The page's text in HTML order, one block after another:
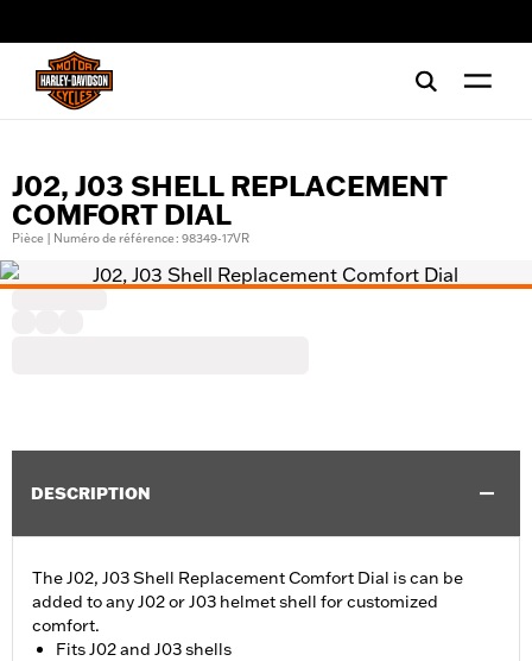
J02, J03 SHELL REPLACEMENT
COMFORT DIAL
Pièce | Numéro de référence : 98349-17VR
DESCRIPTION
The J02, J03 Shell Replacement Comfort Dial is can be
added to any J02 or J03 helmet shell for customized
comfort.
Fits J02 and J03 shells